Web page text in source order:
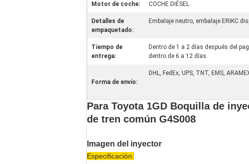
Motor de coche: COCHE DIÉSEL
Detalles de
empaquetado:
Embalaje neutro, embalaje ERIKC
Tiempo de
entrega:
Dentro de 1 a 2 días después del
dentro de 6 a 12 días.
Forma de envío:
DHL, FedEx, UPS, TNT, EMS,
Para Toyota 1GD Boquilla de
de tren común G4S008
Imagen del inyector
Especificación: